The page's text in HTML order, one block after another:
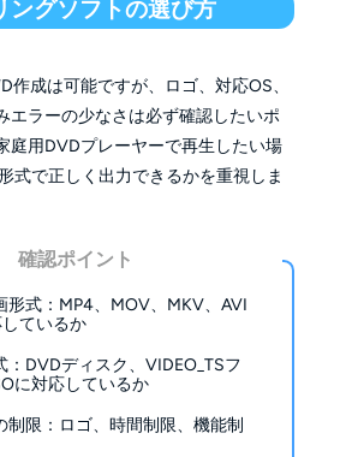
ングソフトの選び方
作成は可能ですが、ロゴ、対応OS、
エラーの少なさは必ず確認したいポ
庭用DVDプレーヤーで再生したい場
式で正しく出力できるかを重視しま
確認ポイント
形式：MP4、MOV、MKV、AVI
ているか
：DVDディスク、VIDEO_TSフ
に対応しているか
制限：ロゴ、時間制限、機能制